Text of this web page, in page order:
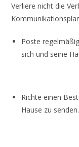
Verliere nicht die
Poste
sich und seine
Richte einen
Hause zu senden.